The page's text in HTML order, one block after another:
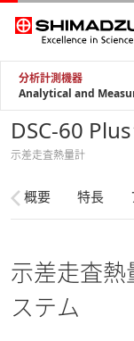
分析計測機器
Analytical and
DSC-60
示差走査熱量計
概要 特長
示差走査熱
ステム